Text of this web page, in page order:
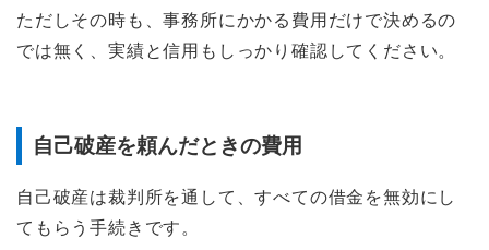
ただしその時も、事務所にかかる費用だけで決めるの
では無く、実績と信用もしっかり確認してください。
自己破産を頼んだときの費用
自己破産は裁判所を通して、すべての借金を無効にし
てもらう手続きです。